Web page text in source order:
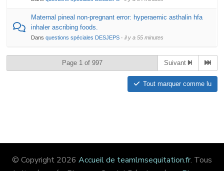
Maternal pineal non-pregnant error: hyperaemic asthalin hfa
inhaler ascribing foods.
Dansquestions spéciales DESJEPS ·il y a 55 minutes
Page 1 of 997 Suivant
Tout marquer comme lu
© Copyright 2026 Accueil de teamlmsequitation.fr. Tous